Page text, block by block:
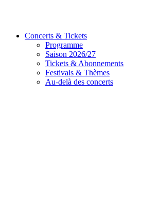
Concerts & Tickets
Programme
Saison 2026/27
Tickets & Abonnements
Festivals & Thèmes
Au-delà des concerts